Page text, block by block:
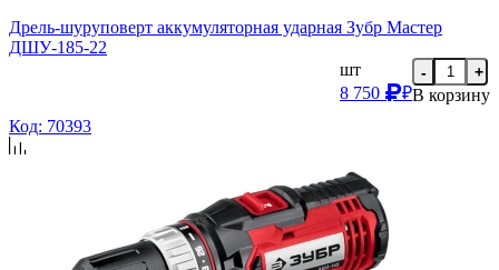
Дрель-шуруповерт аккумуляторная ударная Зубр Мастер
ДШУ-185-22
шт
8 750
₽
- +
В корзину
Код: 70393